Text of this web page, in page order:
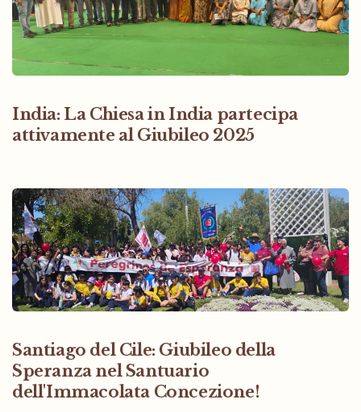
India: La Chiesa in India partecipa
attivamente al Giubileo 2025
Santiago del Cile: Giubileo della
Speranza nel Santuario
dell'Immacolata Concezione!